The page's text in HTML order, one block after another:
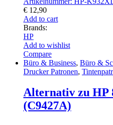
€ 12,90
Add to cart
Brands:
HP
Add to wishlist
Compare
Büro & Business, Büro &
Drucker Patronen,
Alternativ zu HP
(C9427A)